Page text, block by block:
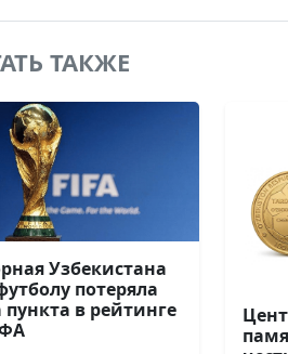
ТАКЖЕ
Узбекистана
потеряла
пункта в рейтинге